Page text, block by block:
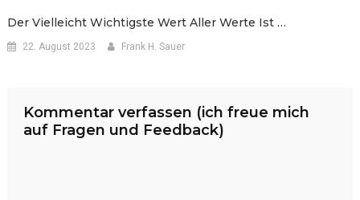
Der Vielleicht Wichtigste Wert Aller Werte Ist …
22. August 2023 Frank H. Sauer
Kommentar verfassen (ich freue mich
auf Fragen und Feedback)